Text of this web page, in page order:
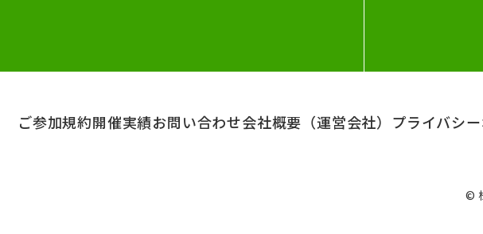
ご参加規約開催実績お問い合わせ会社概要（運営会社） プライバシ
©